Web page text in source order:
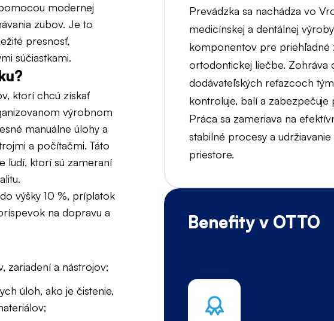
modernej
zubov. Je to
presnosť,
súčiastkami.
ktorí chcú získať
výrobnom
manuálne úlohy a
a počítačmi. Táto
ľudí, ktorí sú zameraní
výšky 10 %, príplatok
na dopravu a
zariadení a nástrojov;
úloh, ako je čistenie,
Prevádzka sa nachádza vo
medicínskej a dentálnej
komponentov pre priehľadné
ortodontickej liečbe. Zohráva
dodávateľských reťazcoch
kontroluje, balí a zabezpečuje
Práca sa zameriava na
stabilné procesy a
priestore.
Benefity v OTTO